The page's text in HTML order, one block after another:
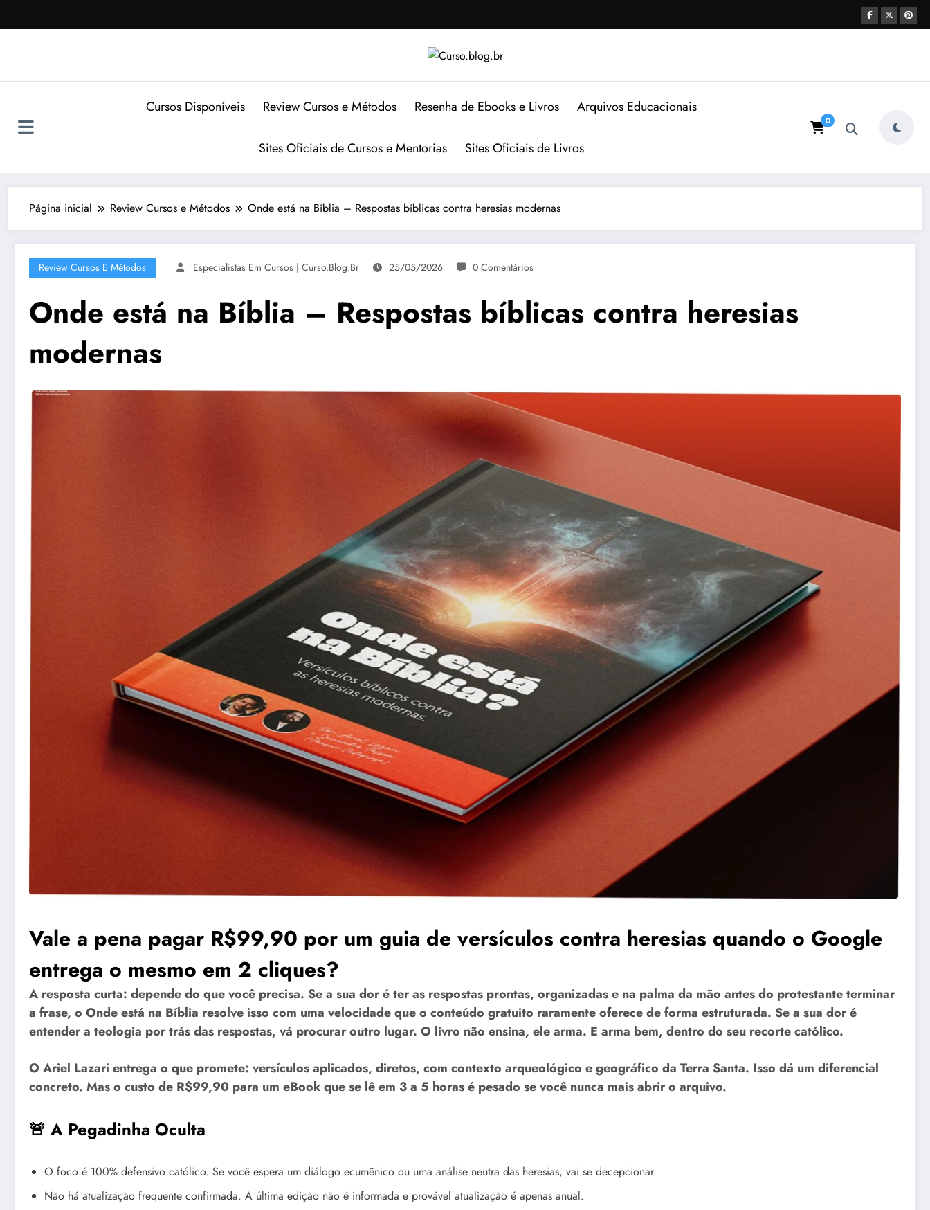
para
Cursos Disponíveis Review Cursos e Métodos Resenha de Ebooks e Livros Arquivos Educacionais
Sites Oficiais de Cursos e Mentorias Sites Oficiais de Livros
0
Página inicial Review Cursos e Métodos Onde está na Bíblia – Respostas bíblicas contra heresias modernas
Review Cursos E Métodos Especialistas Em Cursos | Curso.blog.br 25/05/2026 0 Comentários
Onde está na Bíblia – Respostas bíblicas contra heresias
modernas
Vale a pena pagar R$99,90 por um guia de versículos contra heresias quando o Google
entrega o mesmo em 2 cliques?
A resposta curta: depende do que você precisa. Se a sua dor é ter as respostas prontas, organizadas e na palma da mão antes do protestante terminar
a frase, o Onde está na Bíblia resolve isso com uma velocidade que o conteúdo gratuito raramente oferece de forma estruturada. Se a sua dor é
entender a teologia por trás das respostas, vá procurar outro lugar. O livro não ensina, ele arma. E arma bem, dentro do seu recorte católico.
O Ariel Lazari entrega o que promete: versículos aplicados, diretos, com contexto arqueológico e geográfico da Terra Santa. Isso dá um diferencial
concreto. Mas o custo de R$99,90 para um eBook que se lê em 3 a 5 horas é pesado se você nunca mais abrir o arquivo.
🚨 A Pegadinha Oculta
O foco é 100% defensivo católico. Se você espera um diálogo ecumênico ou uma análise neutra das heresias, vai se decepcionar.
Não há atualização frequente confirmada. A última edição não é informada e provável atualização é apenas anual.